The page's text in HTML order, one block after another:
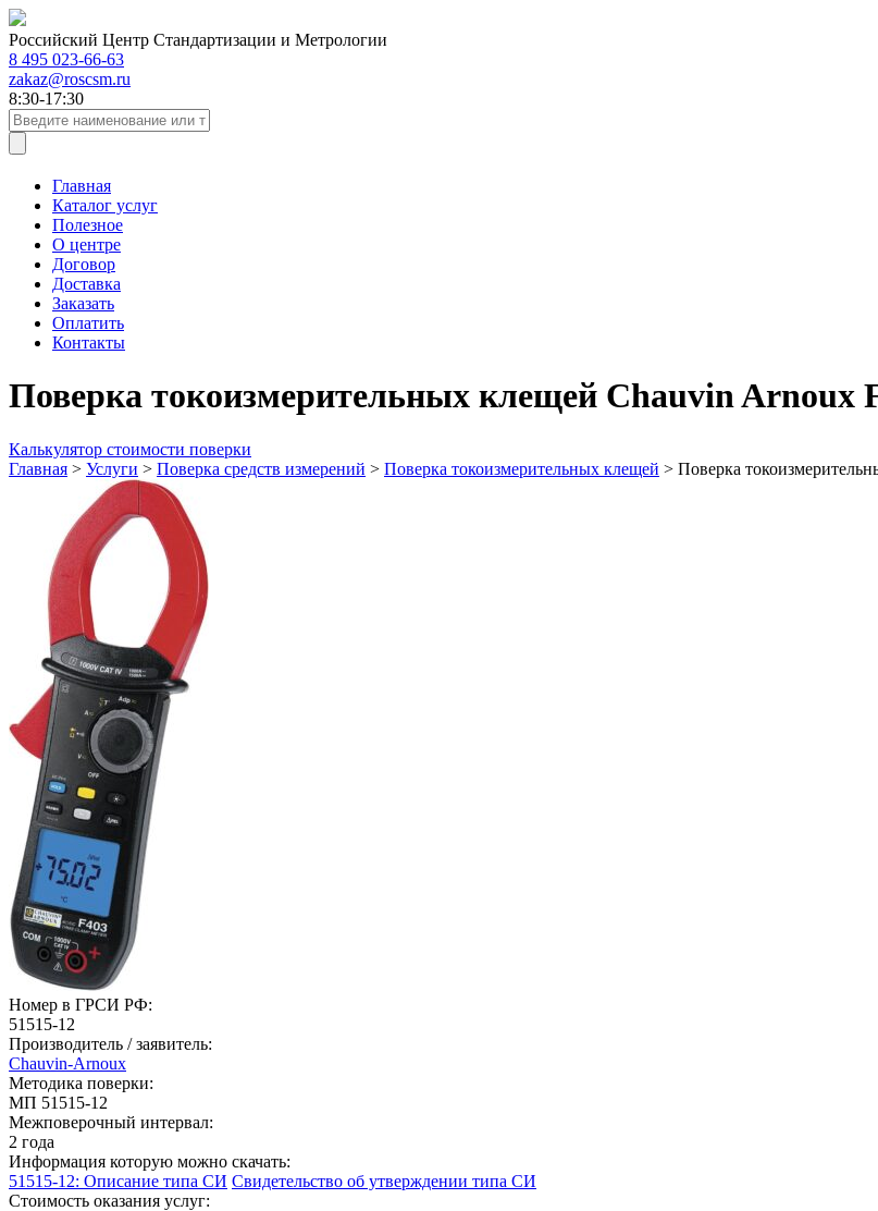
Российский Центр Стандартизации и Метрологии
8 495 023-66-63
zakaz@roscsm.ru
8:30-17:30
Главная
Каталог услуг
Полезное
О центре
Договор
Доставка
Заказать
Оплатить
Контакты
Поверка токоизмерительных клещей Chauvin Arnoux
Калькулятор стоимости поверки
Главная > Услуги > Поверка средств измерений > Поверка токоизмерительных клещей > Поверка
Номер в ГРСИ РФ:
51515-12
Производитель / заявитель:
Chauvin-Arnoux
Методика поверки:
МП 51515-12
Межповерочный интервал:
2 года
Информация которую можно скачать:
51515-12: Описание типа СИ Свидетельство об утверждении типа СИ
Стоимость оказания услуг: